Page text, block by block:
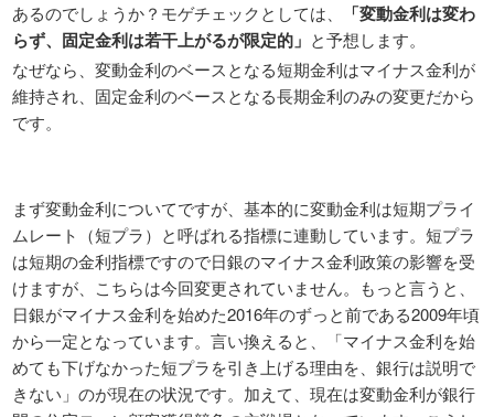
あるのでしょうか？モゲチェックとしては、
「変動金利は変わ
らず、固定金利は若干上がるが限定的」 と予想します。
なぜなら、変動金利のベースとなる短期金利はマイナス金利が
維持され、固定金利のベースとなる長期金利のみの変更だから
です。
まず変動金利についてですが、基本的に変動金利は短期プライ
ムレート（短プラ）と呼ばれる指標に連動しています。短プラ
は短期の金利指標ですので日銀のマイナス金利政策の影響を受
けますが、こちらは今回変更されていません。もっと言うと、
日銀がマイナス金利を始めた2016年のずっと前である2009年頃
から一定となっています。言い換えると、「マイナス金利を始
めても下げなかった短プラを引き上げる理由を、銀行は説明で
きない」のが現在の状況です。加えて、現在は変動金利が銀行